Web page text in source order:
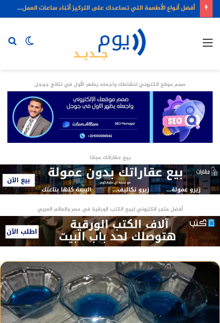
أفضل أنواع الأطعمة التي تساعدك على التركيز أثناء ساعات العمل الطويلة
الوضع
صمم موقع الكتروني لنشاطك واجعله يظهر الأول في نتائج جوجل
بيع عقاراتك مجانا
أفضل متجر الكتروني لبيع الكتب الورقية في مصر والعالم العربي